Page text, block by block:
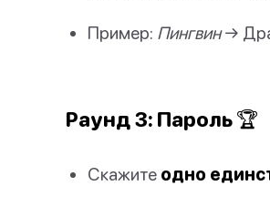
Пример: Пингвин→
Раунд 3: Пароль 🏆
Скажите одно